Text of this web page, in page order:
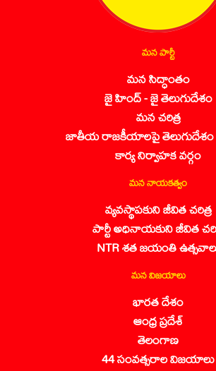
మన పార్టీ
మన సిద్ధాంతం
జై హింద్ - జై తెలుగుదేశం
మన చరిత్ర
జాతీయ రాజకీయాలపై తెలుగుదేశం
కార్య నిర్వాహక వర్గం
మన నాయకత్వం
వ్యవస్థాపకుని జీవిత చరిత్ర
పార్టీ అధినాయకుని జీవిత
NTR శత జయంతి
మన విజయాలు
భారత దేశం
ఆంధ్ర ప్రదేశ్
తెలంగాణ
44 సంవత్సరాల విజయాలు